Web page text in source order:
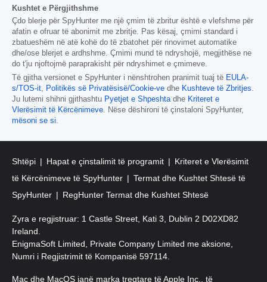
Kushtet e Përgjithshme
Çdo blerje për SpyHunter me një çmim të zbritur është e vlefshme për
afatin e ofruar të abonimit me zbritje. Pas kësaj, çmimi standard i
zbatueshëm në atë kohë do të zbatohet për rinovimet automatike
dhe/ose blerjet e ardhshme. Çmimi mund të ndryshojë, megjithëse ne
do t'ju njoftojmë paraprakisht për ndryshimet e çmimeve.
Të gjitha versionet e SpyHunter i nënshtrohen pranimit tuaj të EULA-
s/TOS-it
Politikës së Privatësisë/Cookie-ve dhe Kushteve të Zbritjes
Ju lutemi shihni gjithashtu Pyetjet e Shpeshta dhe Kriteret e
Vlerësimit të Kërcënimeve . Nëse dëshironi të çinstaloni SpyHunter,
mësoni se si
Shtëpi Hapat e çinstalimit të programit
Kriteret e Vlerësimit
të Kërcënimeve të SpyHunter
Termat dhe Kushtet Shtesë të
SpyHunter
RegHunter Termat dhe Kushtet Shtesë
Zyra e regjistruar: 1 Castle Street, Kati 3, Dublin 2 D02XD82
Ireland.
EnigmaSoft Limited, Private Company Limited me aksione,
Numri i Regjistrimit të Kompanisë 597114.
Mac dhe MacOS janë marka tregtare të Apple Inc., të